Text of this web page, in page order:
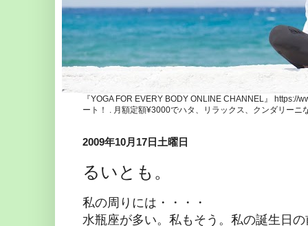
『YOGA FOR EVERY BODY ONLINE CHANNEL』
ート！ . 月額定額¥3000でハタ、リラックス、クンダリー
2009年10月17日土曜日
るいとも。
私の周りには・・・・
水瓶座が多い。私もそう。私の誕生日